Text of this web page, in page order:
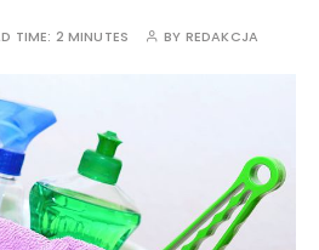
TIME: 2 MINUTES BY REDAKCJA